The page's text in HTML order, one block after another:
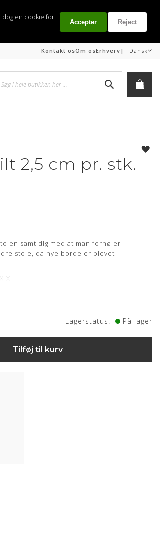
dog en cookie for
Accepter Reject
Kontakt osOm osErhverv | Sprog
Dansk
Min
2,5 cm pr. stk.
samtidig med at man forhøjer
stole, da nye borde er blevet
X
Lagerstatus: På lager
Tilføj til kurv